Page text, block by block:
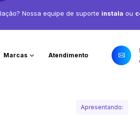
Nossa equipe de suporte instala ou
Marcas Atendimento
Apresentando: